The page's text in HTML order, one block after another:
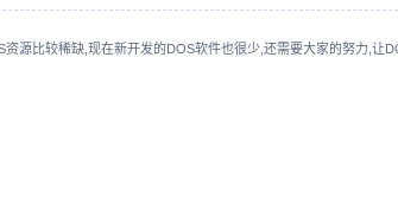
源比较稀缺,现在新开发的DOS软件也很少,还需要大家的努力,让